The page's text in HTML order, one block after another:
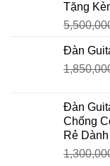
Tặng
Đàn
Đàn
Chống
Rẻ